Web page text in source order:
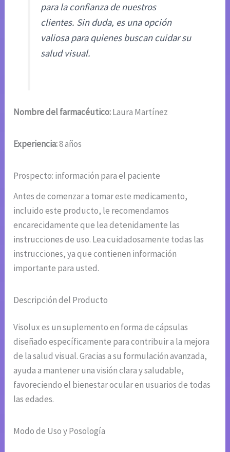
para la confianza de nuestros
clientes. Sin duda, es una opción
valiosa para quienes buscan cuidar su
salud visual.
Nombre del farmacéutico:Laura Martínez
Experiencia:8 años
Prospecto: información para el paciente
Antes de comenzar a tomar este medicamento,
incluido este producto, le recomendamos
encarecidamente que lea detenidamente las
instrucciones de uso. Lea cuidadosamente todas las
instrucciones, ya que contienen información
importante para usted.
Descripción del Producto
Visolux es un suplemento en forma de cápsulas
diseñado específicamente para contribuir a la mejora
de la salud visual. Gracias a su formulación avanzada,
ayuda a mantener una visión clara y saludable,
favoreciendo el bienestar ocular en usuarios de todas
las edades.
Modo de Uso y Posología